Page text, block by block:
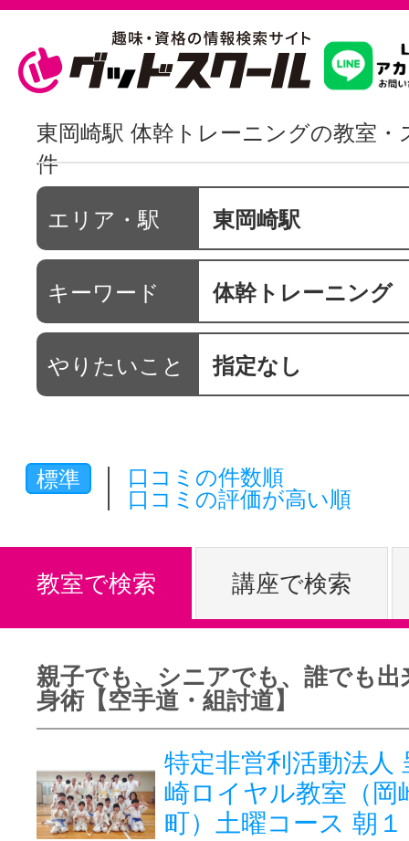
習いたいこ
スクールを
駅・路線か
通信講座を
特集をみる
グッドスク
掲載のお問
東岡崎駅 体幹トレーニングの教室・
件
エリア・駅 東岡崎駅
キーワード 体幹トレーニング
やりたいこと 指定なし
標準
口コミの件数順
口コミの評価が高い順
教室で検索 講座で検索
親子でも、シニアでも、誰でも出
身術【空手道・組討道】
特定非営利活動法人
崎ロイヤル教室（岡
町）土曜コース 朝